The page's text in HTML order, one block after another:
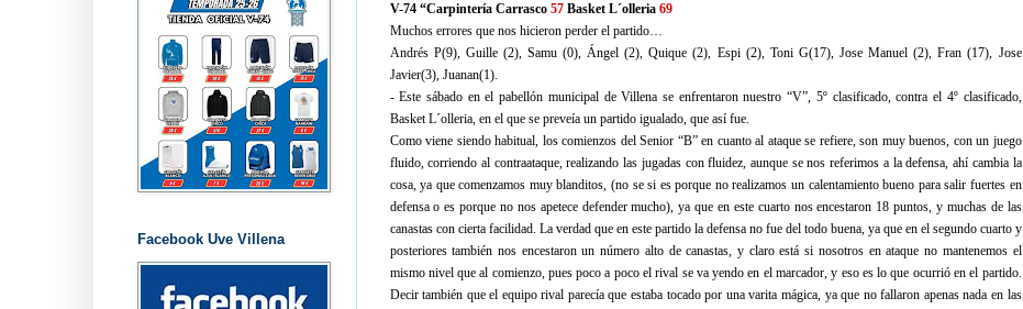
V-74 “Carpintería Carrasco 57Basket L´olleria69
Muchos errores que nos hicieron perder el partido…
Andrés P(9), Guille (2), Samu (0), Ángel (2), Quique (2), Espi (2), Toni G(17), Jose Manuel (2), Fran (17), Jose
Javier(3), Juanan(1).
- Este sábado en el pabellón municipal de Villena se enfrentaron nuestro “V”, 5º clasificado, contra el 4º clasificado,
Basket L´olleria, en el que se preveía un partido igualado, que así fue.
Como viene siendo habitual, los comienzos del Senior “B” en cuanto al ataque se refiere, son muy buenos, con un juego
fluido, corriendo al contraataque, realizando las jugadas con fluidez, aunque se nos referimos a la defensa, ahí cambia la
cosa, ya que comenzamos muy blanditos, (no se si es porque no realizamos un calentamiento bueno para salir fuertes en
defensa o es porque no nos apetece defender mucho), ya que en este cuarto nos encestaron 18 puntos, y muchas de las
canastas con cierta facilidad. La verdad que en este partido la defensa no fue del todo buena, ya que en el segundo cuarto y
posteriores también nos encestaron un número alto de canastas, y claro está si nosotros en ataque no mantenemos el
mismo nivel que al comienzo, pues poco a poco el rival se va yendo en el marcador, y eso es lo que ocurrió en el partido.
Decir también que el equipo rival parecía que estaba tocado por una varita mágica, ya que no fallaron apenas nada en las
Facebook Uve Villena